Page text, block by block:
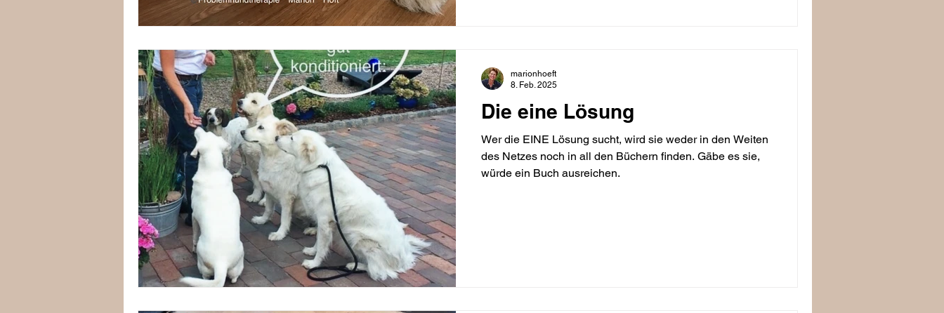
Die eine Lösung
Wer die EINE Lösung sucht, wird sie weder in den Weiten
des Netzes noch in all den Büchern finden. Gäbe es sie,
würde ein Buch ausreichen.
marionhoeft
8. Feb. 2025